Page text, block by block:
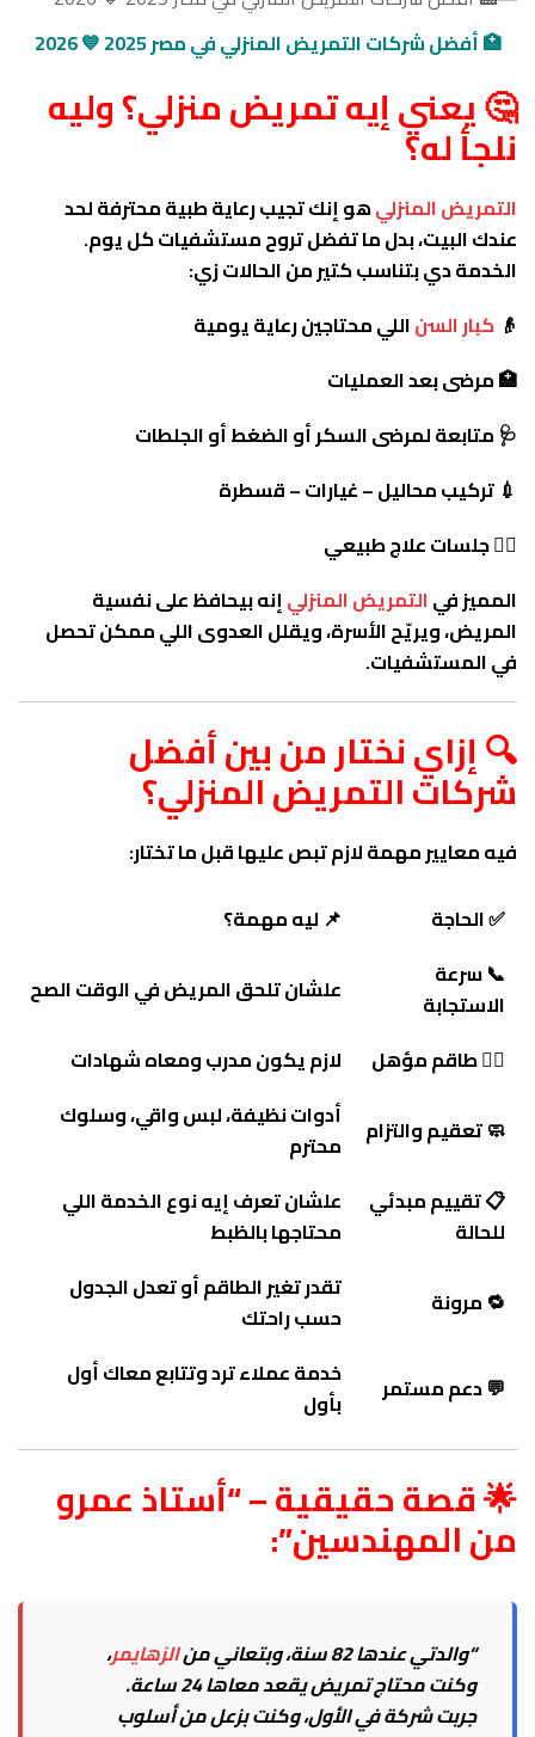
🏥 أفضل شركات التمريض المنزلي في مصر 2025 💙 2026
🤔 يعني إيه تمريض منزلي؟ وليه
نلجأ له؟
التمريض المنزليهو إنك تجيب رعاية طبية محترفة لحد
عندك البيت، بدل ما تفضل تروح مستشفيات كل يوم.
الخدمة دي بتناسب كتير من الحالات زي:
👴 كبار السناللي محتاجين رعاية يومية
🏥 مرضى بعد العمليات
🩺 متابعة لمرضى السكر أو الضغط أو الجلطات
💉 تركيب محاليل – غيارات – قسطرة
🧘‍♀️ جلسات علاج طبيعي
المميز فيالتمريض المنزليإنه بيحافظ على نفسية
المريض، ويريّح الأسرة، ويقلل العدوى اللي ممكن تحصل
في المستشفيات.
🔍 إزاي نختار من بين أفضل
شركات التمريض المنزلي؟
فيه معايير مهمة لازم تبص عليها قبل ما تختار:
✅ الحاجة
📌 ليه مهمة؟
📞 سرعة
الاستجابة
علشان تلحق المريض في الوقت الصح
🧑‍⚕️ طاقم مؤهل
لازم يكون مدرب ومعاه شهادات
🧼 تعقيم والتزام
أدوات نظيفة، لبس واقي، وسلوك
محترم
📋 تقييم مبدئي
للحالة
علشان تعرف إيه نوع الخدمة اللي
محتاجها بالظبط
🔁 مرونة
تقدر تغير الطاقم أو تعدل الجدول
حسب راحتك
💬 دعم مستمر
خدمة عملاء ترد وتتابع معاك أول
بأول
🌟 قصة حقيقية – “أستاذ عمرو
من المهندسين”:
“والدتي عندها 82 سنة، وبتعاني من الزهايمر،
وكنت محتاج تمريض يقعد معاها 24 ساعة.
جربت شركة في الأول، وكنت بزعل من أسلوب